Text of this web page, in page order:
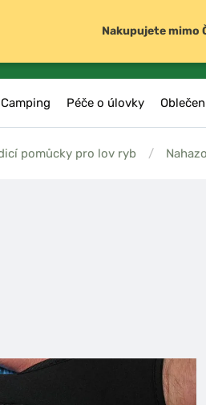
Camping Péče o úlovky
pomůcky pro lov ryb /
Nakupujete mimo